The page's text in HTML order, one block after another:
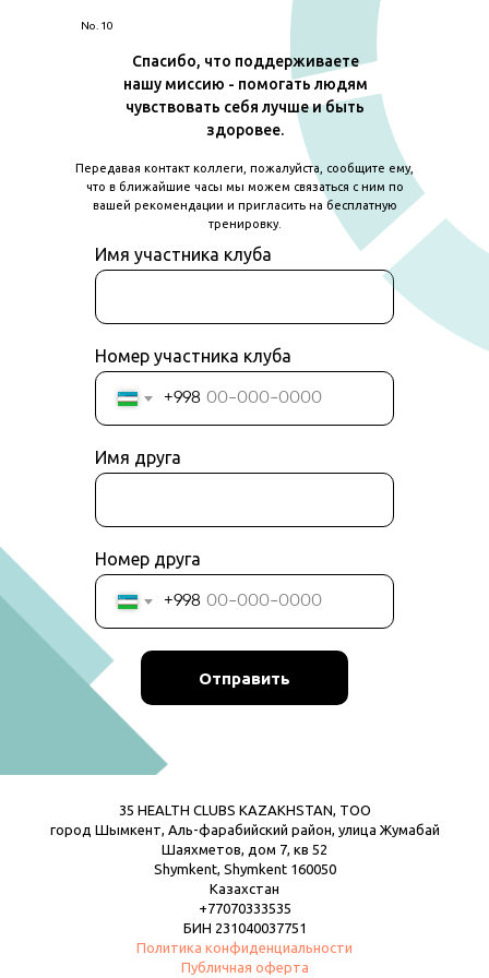
Имя участника клуба
Номер участника клуба
+998
Имя друга
Номер друга
+998
Отправить
No. 10
Спасибо, что поддерживаете
нашу миссию - помогать людям
чувствовать себя лучше и быть
здоровее.
Передавая контакт коллеги, пожалуйста, сообщите ему,
что в ближайшие часы мы можем связаться с ним по
вашей рекомендации и пригласить на бесплатную
тренировку.
35 HEALTH CLUBS KAZAKHSTAN, TOO
город Шымкент, Аль-фарабийский район, улица Жумабай
Шаяхметов, дом 7, кв 52
Shymkent, Shymkent 160050
Казахстан
+77070333535
БИН 231040037751
Политика конфиденциальности
Публичная оферта